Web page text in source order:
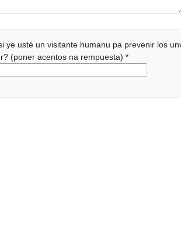
ye usté un visitante humanu pa prevenir los
(poner acentos na rempuesta)*